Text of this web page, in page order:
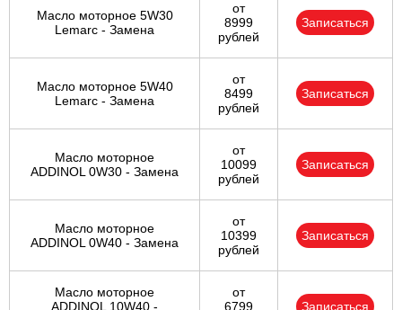
Масло моторное 5W30
Lemarc - Замена
от
8999
рублей
Записаться
Масло моторное 5W40
Lemarc - Замена
от
8499
рублей
Записаться
Масло моторное
ADDINOL 0W30 - Замена
от
10099
рублей
Записаться
Масло моторное
ADDINOL 0W40 - Замена
от
10399
рублей
Записаться
Масло моторное
ADDINOL 10W40 -
от
6799
Записаться